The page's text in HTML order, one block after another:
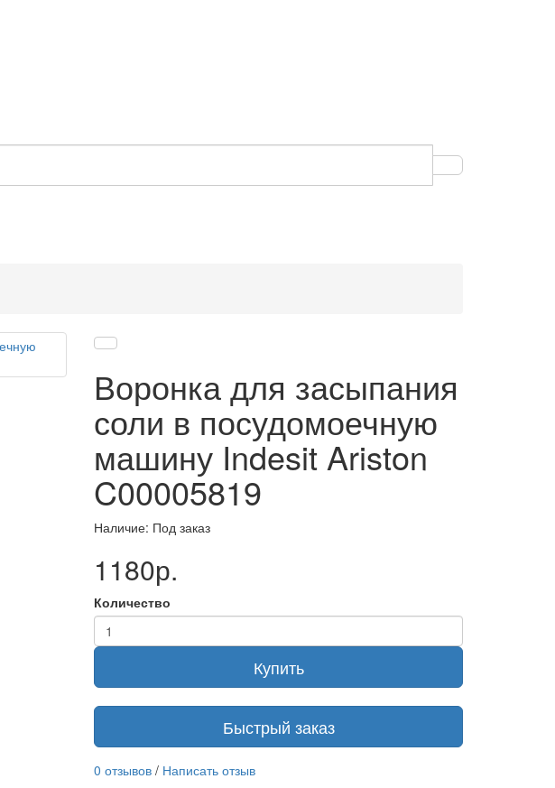
Воронка для засыпания
соли в посудомоечную
машину Indesit Ariston
C00005819
Наличие: Под заказ
1180р.
Количество
Купить
Быстрый заказ
0 отзывов / Написать отзыв